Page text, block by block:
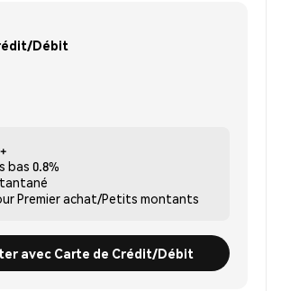
Débit
bas 0.8%
Premier achat/Petits montants
avec Carte de Crédit/Débit